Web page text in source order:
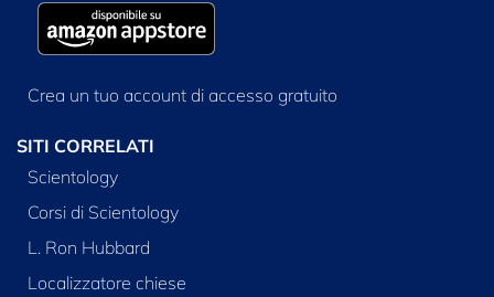
Crea un tuo account di accesso gratuito
SITI CORRELATI
Scientology
Corsi di Scientology
L. Ron Hubbard
Localizzatore chiese